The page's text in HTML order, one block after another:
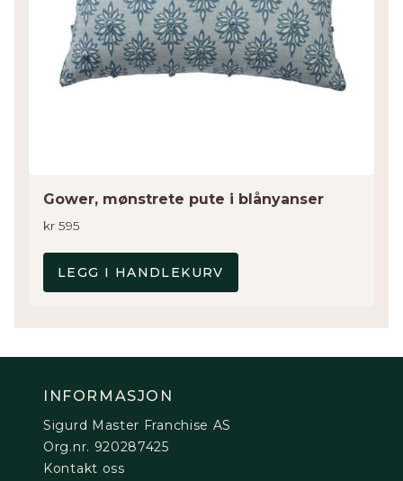
Gower, mønstrete pute i blånyanser
kr 595
LEGG I HANDLEKURV
INFORMASJON
Sigurd Master Franchise AS
Org.nr. 920287425
Kontakt oss